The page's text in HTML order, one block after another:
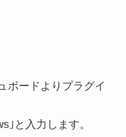
ボードよりプラグイ
｣と入力します。